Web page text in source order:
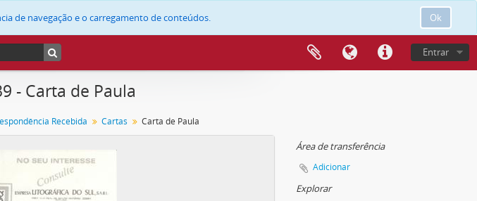
Ok
de navegação e o carregamento de conteúdos.
Entrar
- Carta de Paula
Recebida Cartas Carta de Paula
Área de transferência
Adicionar
Explorar